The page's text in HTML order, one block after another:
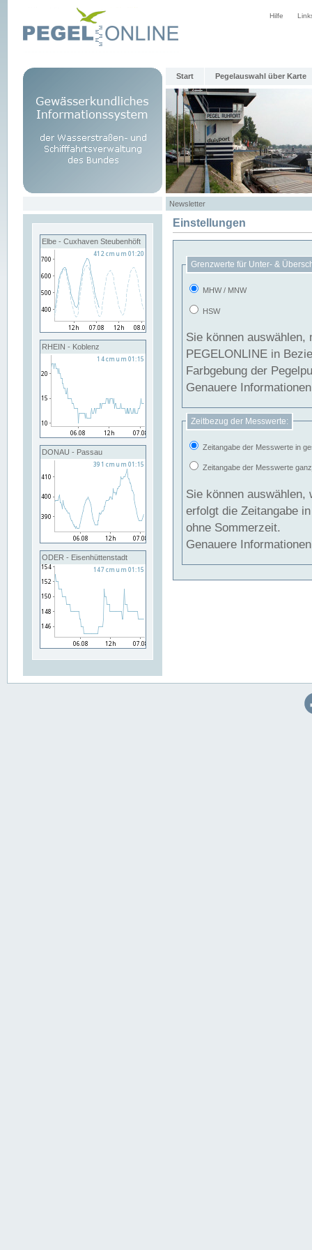
Hilfe
Start Pegelauswahl über Karte
Newsletter
Elbe - Cuxhaven Steubenhöft
RHEIN - Koblenz
DONAU - Passau
ODER - Eisenhüttenstadt
Einstellungen
Grenzwerte für Unter- &
MHW / MNW
HSW
Sie können
PEGELONLINE in Beziehung
Farbgebung der
Genauere
Zeitbezug der Messwerte:
Zeitangabe der Messwerte in
Zeitangabe der Messwerte
Sie können auswählen,
erfolgt die Zeitangabe
ohne Sommerzeit.
Genauere